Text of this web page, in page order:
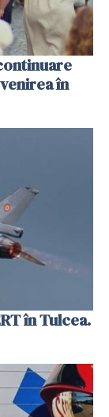
în
în Tulcea.